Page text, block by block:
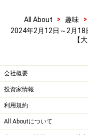
All About > 趣味 >
2024年2月12日～2月18
【
会社概要
投資家情報
利用規約
All Aboutについて